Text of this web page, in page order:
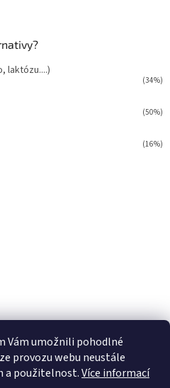
Vám umožnili pohodlné
provozu webu neustále
a použitelnost.Více informací
laktózu....)
(34%)
(50%)
(16%)